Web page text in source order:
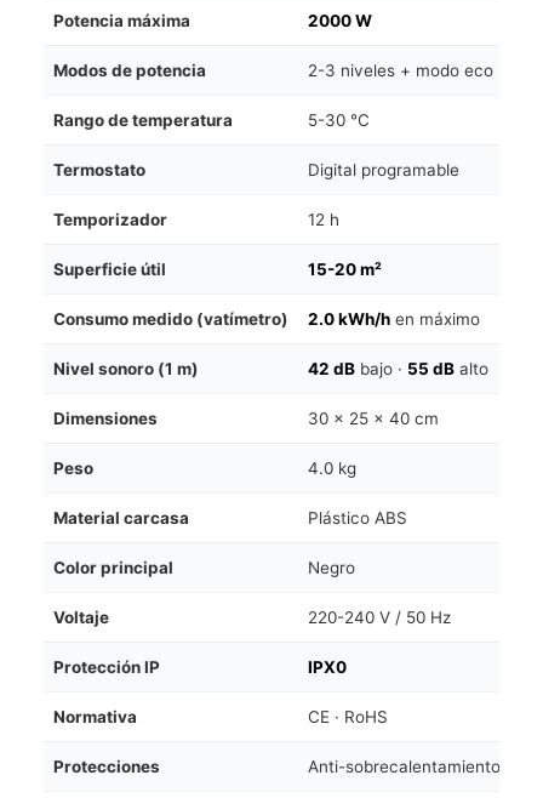
Potencia máxima 2000 W
Modos de potencia 2-3 niveles + modo eco
Rango de temperatura 5-30 °C
Termostato Digital programable
Temporizador 12 h
Superficie útil 15-20 m²
Consumo medido (vatímetro) 2.0 kWh/hen máximo
Nivel sonoro (1 m) 42 dBbajo · 55 dBalto
Dimensiones 30 × 25 × 40 cm
Peso 4.0 kg
Material carcasa Plástico ABS
Color principal Negro
Voltaje 220-240 V / 50 Hz
Protección IP IPX0
Normativa CE · RoHS
Protecciones Anti-sobrecalentamiento ·